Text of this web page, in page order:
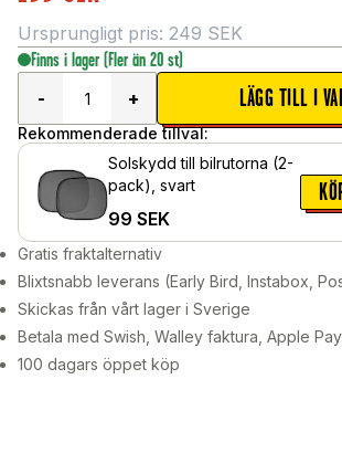
Ursprungligt pris: 249 SEK
Finns i lager (Fler än 20 st)
-
+ LÄGG TILL I
Rekommenderade tillval:
Solskydd till bilrutorna (2-
pack), svart
99 SEK
Gratis fraktalternativ
Blixtsnabb leverans (Early Bird, Instabox,
Skickas från vårt lager i Sverige
Betala med Swish, Walley faktura, Apple
100 dagars öppet köp